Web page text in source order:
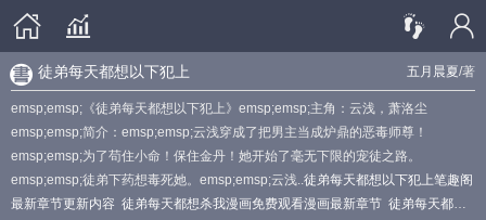
五月晨夏/著
徒弟每天都想以下犯上
emsp;emsp;《徒弟每天都想以下犯上》emsp;emsp;主角：云浅，萧洛尘
emsp;emsp;简介：emsp;emsp;云浅穿成了把男主当成炉鼎的恶毒师尊！
emsp;emsp;为了苟住小命！保住金丹！她开始了毫无下限的宠徒之路。
emsp;emsp;徒弟下药想毒死她。emsp;emsp;云浅..徒弟每天都想以下犯上笔趣阁
最新章节更新内容 徒弟每天都想杀我漫画免费观看漫画最新章节 徒弟每天都想